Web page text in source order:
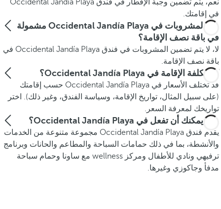
في إقامتك.
هل المشروبات في Occidental Jandía Playa مشمولة
في باقة نصف الإقامة؟
لا، لا يتم تضمين المشروبات في فندق Occidental Jandía Playa في
باقة نصف الإقامة.
كم تكلفة الإقامة في Occidental Jandía Playa؟
قد تختلف الأسعار في Occidental Jandía Playa حسب إقامتك
(على سبيل المثال، تواريخ الإقامة، وسياسة الفندق، وغير ذلك). اختر
تواريخك لمعرفة السعر.
ماذا يمكنك أن تفعل في Occidental Jandía Playa؟
يقدم فندق Occidental Jandía Playa مجموعة متنوعة من الخدمات
والأنشطة، بما في ذلك حمامات السباحة والمطاعم والحانات وبرنامج
ترفيهي ونادي للأطفال ومركز wellness مع ساونا وحمام سباحة
مدفأ وجاكوزي وغيرها.